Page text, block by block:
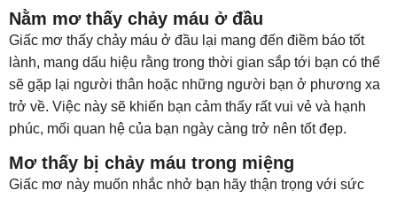
Nằm mơ thấy chảy máu ở đầu
Giấc mơ thấy chảy máu ở đầu lại mang đến điềm báo tốt
lành, mang dấu hiệu rằng trong thời gian sắp tới bạn có thể
sẽ gặp lại người thân hoặc những người bạn ở phương xa
trở về. Việc này sẽ khiến bạn cảm thấy rất vui vẻ và hạnh
phúc, mối quan hệ của bạn ngày càng trở nên tốt đẹp.
Mơ thấy bị chảy máu trong miệng
Giấc mơ này muốn nhắc nhở bạn hãy thận trọng với sức